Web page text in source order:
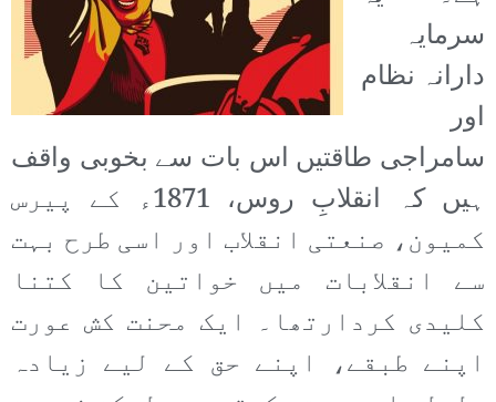
سرمایہ
دارانہ نظام
اور
سامراجی طاقتیں اس بات سے بخوبی واقف
ہیں کہ انقلابِ روس، 1871ء کے پیرس
کمیون، صنعتی انقلاب اور اسی طرح بہت
سے انقلابات میں خواتین کا کتنا
کلیدی کردارتھا۔ ایک محنت کش عورت
اپنے طبقے، اپنے حق کے لیے زیادہ